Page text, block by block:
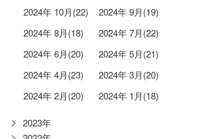
2024年 10月(22)
2024年 9月(19)
2024年 8月(18)
2024年 7月(22)
2024年 6月(20)
2024年 5月(21)
2024年 4月(23)
2024年 3月(20)
2024年 2月(20)
2024年 1月(18)
2023年